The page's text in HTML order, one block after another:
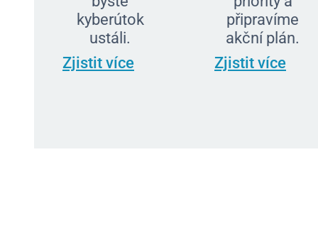
kyberútok
ustáli.
Zjistit více
připravíme
akční plán.
Zjistit více